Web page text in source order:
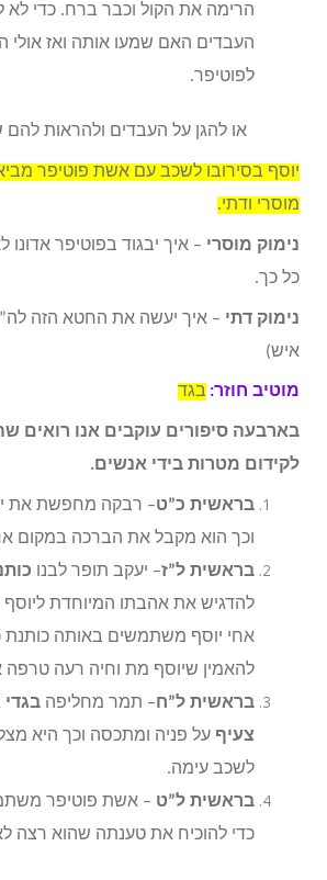
הרימה את הקול וכבר ברח. כדי לא
העבדים האם שמעו אותה ואז אולי
לפוטיפר.
או להגן על העבדים ולהראות
יוסף בסירובו לשכב עם אשת פוטיפר מביא
מוסרי ודתי.
נימוק מוסרי – איך יבגוד בפוטיפר אדונו
כל כך.
נימוק דתי – איך יעשה את החטא הזה
איש)
מוטיב חוזר: בגד
בארבעה סיפורים עוקבים אנו רואים
לקידום מטרות בידי אנשים.
בראשית כ”ט– רבקה מחפשת את
וכך הוא מקבל את הברכה במקום
בראשית ל”ז– יעקב תופר לבנו
להדגיש את אהבתו המיוחדת
אחי יוסף משתמשים באותה כותנת
להאמין שיוסף מת וחיה רעה טרפה
בראשית ל”ח – תמר מחליפה
צעיף על פניה ומתכסה וכך היא
לשכב עימה.
בראשית ל”ט – אשת פוטיפר
כדי להוכיח את טענתה שהוא רצה